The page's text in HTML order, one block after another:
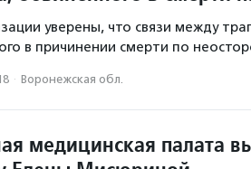
уверены, что связи между
в причинении смерти по
· Воронежская обл.
медицинская палата